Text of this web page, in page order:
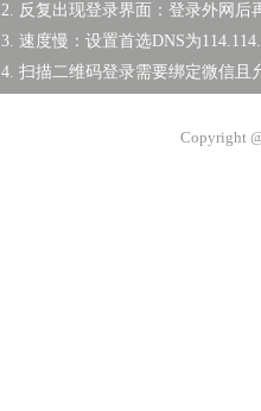
2. 反复出现登录界面：登录外网后
3. 速度慢：设置首选DNS为
4. 扫描二维码登录需要绑定微信且
Copyright